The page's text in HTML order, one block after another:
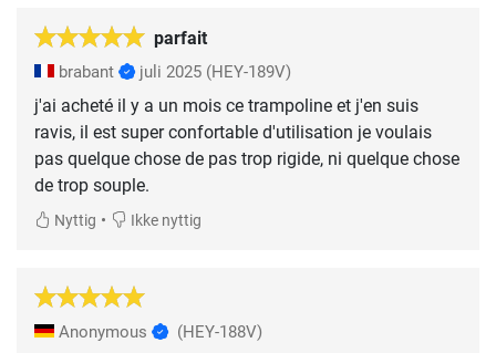
parfait
brabant juli 2025 (HEY-189V)
j'ai acheté il y a un mois ce trampoline et j'en suis
ravis, il est super confortable d'utilisation je voulais
pas quelque chose de pas trop rigide, ni quelque chose
de trop souple.
Nyttig • Ikke nyttig
Anonymous (HEY-188V)